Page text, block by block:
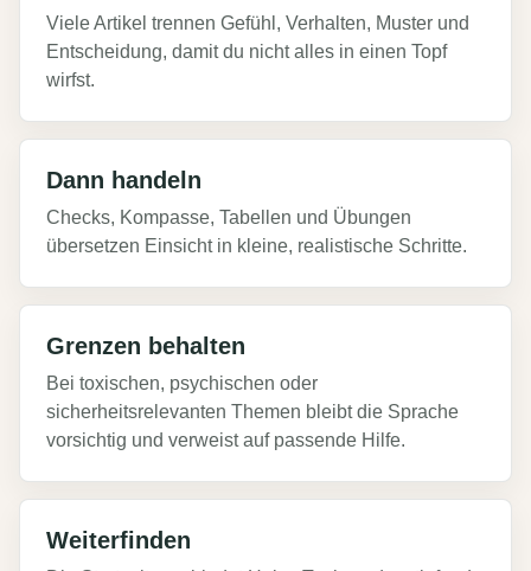
Viele Artikel trennen Gefühl, Verhalten, Muster und
Entscheidung, damit du nicht alles in einen Topf
wirfst.
Dann handeln
Checks, Kompasse, Tabellen und Übungen
übersetzen Einsicht in kleine, realistische Schritte.
Grenzen behalten
Bei toxischen, psychischen oder
sicherheitsrelevanten Themen bleibt die Sprache
vorsichtig und verweist auf passende Hilfe.
Weiterfinden